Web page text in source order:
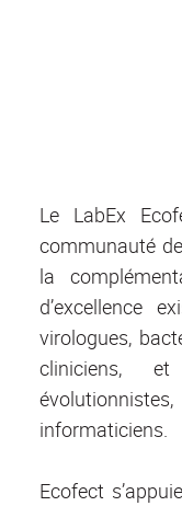
Le LabEx
communauté
la
d’excellence
virologues,
cliniciens,
informaticiens.
Ecofect